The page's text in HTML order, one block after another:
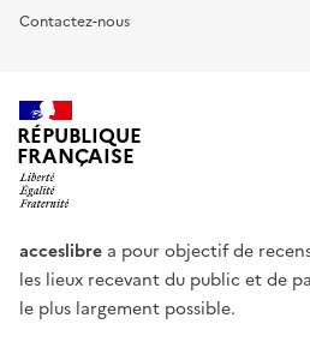
Contactez-nous
RÉPUBLIQUE
FRANÇAISE
acceslibre a pour objectif de
les lieux recevant du public et de
le plus largement possible.